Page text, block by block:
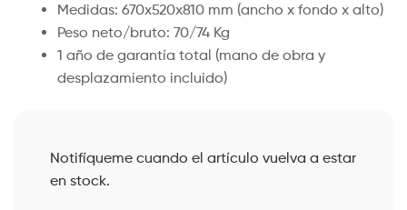
Medidas: 670x520x810 mm (ancho x fondo x alto)
Peso neto/bruto: 70/74 Kg
1 año de garantía total (mano de obra y
desplazamiento incluido)
Notifíqueme cuando el artículo vuelva a estar
en stock.